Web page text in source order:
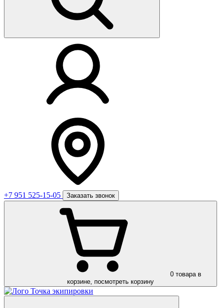
+7 951 525-15-05 Заказать звонок
0 товара в
корзине, посмотреть корзину